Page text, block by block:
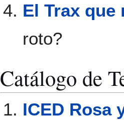
El Trax que
roto?
Catálogo de
ICED Rosa